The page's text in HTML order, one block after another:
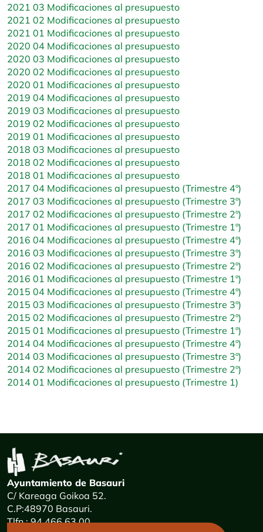
2021 03 Modificaciones al presupuesto
2021 02 Modificaciones al presupuesto
2021 01 Modificaciones al presupuesto
2020 04 Modificaciones al presupuesto
2020 03 Modificaciones al presupuesto
2020 02 Modificaciones al presupuesto
2020 01 Modificaciones al presupuesto
2019 04 Modificaciones al presupuesto
2019 03 Modificaciones al presupuesto
2019 02 Modificaciones al presupuesto
2019 01 Modificaciones al presupuesto
2018 03 Modificaciones al presupuesto
2018 02 Modificaciones al presupuesto
2018 01 Modificaciones al presupuesto
2017 04 Modificaciones al presupuesto (Trimestre 4º)
2017 03 Modificaciones al presupuesto (Trimestre 3º)
2017 02 Modificaciones al presupuesto (Trimestre 2º)
2017 01 Modificaciones al presupuesto (Trimestre 1º)
2016 04 Modificaciones al presupuesto (Trimestre 4º)
2016 03 Modificaciones al presupuesto (Trimestre 3º)
2016 02 Modificaciones al presupuesto (Trimestre 2º)
2016 01 Modificaciones al presupuesto (Trimestre 1º)
2015 04 Modificaciones al presupuesto (Trimestre 4º)
2015 03 Modificaciones al presupuesto (Trimestre 3º)
2015 02 Modificaciones al presupuesto (Trimestre 2º)
2015 01 Modificaciones al presupuesto (Trimestre 1º)
2014 04 Modificaciones al presupuesto (Trimestre 4º)
2014 03 Modificaciones al presupuesto (Trimestre 3º)
2014 02 Modificaciones al presupuesto (Trimestre 2º)
2014 01 Modificaciones al presupuesto (Trimestre 1)
Ayuntamiento de Basauri
C/ Kareaga Goikoa 52.
C.P:48970 Basauri.
Tlfn.: 94 466 63 00